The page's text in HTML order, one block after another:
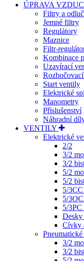
ÚPRAVA
Filtry a
Jemné filtry
Regulátory
Maznice
Filtr-
Kombinace
Uzavírací
Start ventily
Elektrické
Manometry
Příslušenství
Náhradní
VENTILY
Elektrické
2/2
3/2
3/2
5/2
5/2
5/
5/
5/3PC
Cívky
3/2
3/2